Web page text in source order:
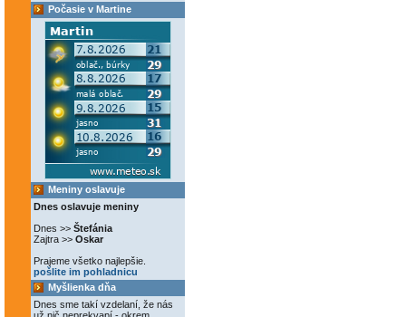
Počasie v Martine
Meniny oslavuje
Dnes oslavuje meniny
Dnes >> Štefánia
Zajtra >> Oskar
Prajeme všetko najlepšie.
pošlite im pohladnicu
Myšlienka dňa
Dnes sme takí vzdelaní, že nás